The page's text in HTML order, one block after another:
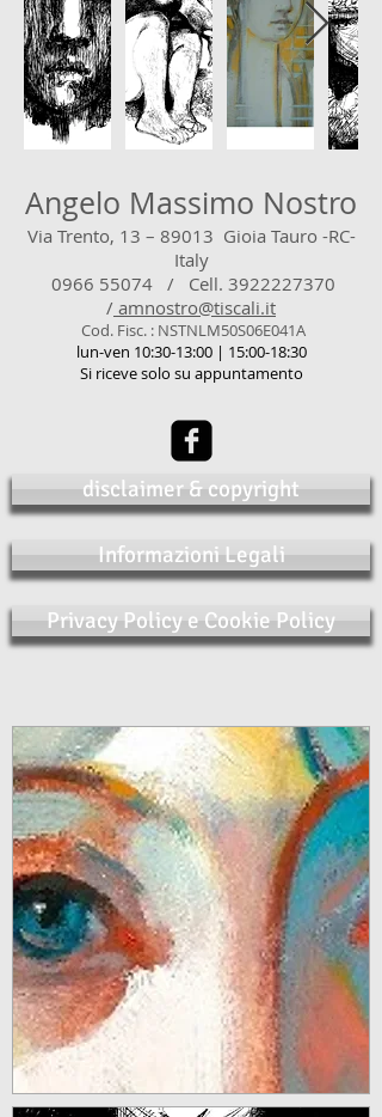
Angelo Massimo Nostro
Via Trento, 13 – 89013 Gioia Tauro -RC-
Italy
0966 55074 / Cell. 3922227370
/ amnostro@tiscali.it
Cod. Fisc. : NSTNLM50S06E041A
lun-ven 10:30-13:00 | 15:00-18:30
Si riceve solo su appuntamento
disclaimer & copyright
Informazioni Legali
Privacy Policy e Cookie Policy